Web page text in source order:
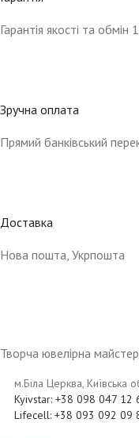
Гарантія якості та обмін
Зручна оплата
Прямий банківський
Доставка
Нова пошта, Укрпошта
Творча ювелірна
м.Біла Церква, Київська
Kyivstar: +38 098 047 12
Lifecell: +38 093 092 09